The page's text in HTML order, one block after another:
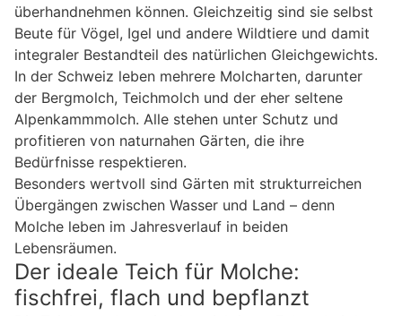
überhandnehmen können. Gleichzeitig sind sie selbst
Beute für Vögel, Igel und andere Wildtiere und damit
integraler Bestandteil des natürlichen Gleichgewichts.
In der Schweiz leben mehrere Molcharten, darunter
der Bergmolch, Teichmolch und der eher seltene
Alpenkammmolch. Alle stehen unter Schutz und
profitieren von naturnahen Gärten, die ihre
Bedürfnisse respektieren.
Besonders wertvoll sind Gärten mit strukturreichen
Übergängen zwischen Wasser und Land – denn
Molche leben im Jahresverlauf in beiden
Lebensräumen.
Der ideale Teich für Molche:
fischfrei, flach und bepflanzt